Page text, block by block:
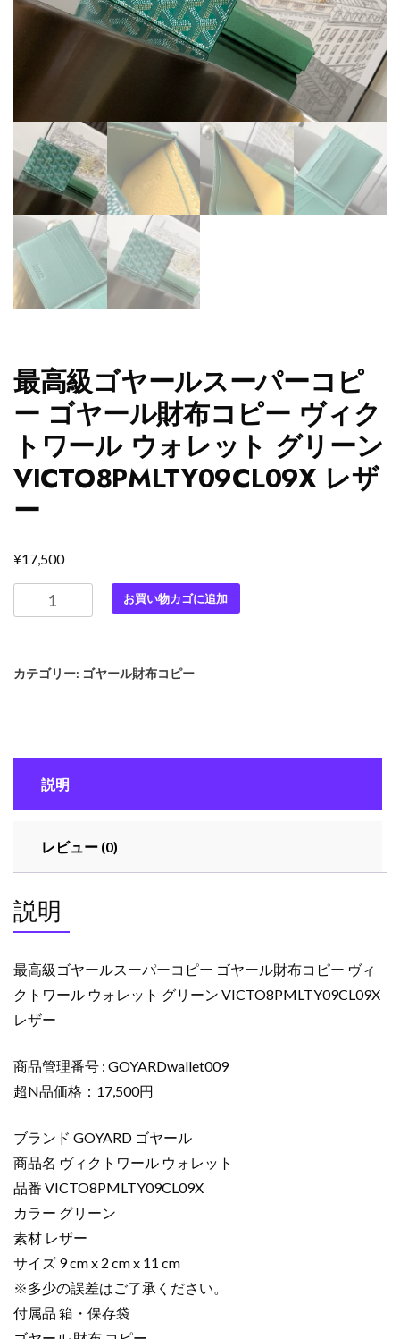
最高級ゴヤールスーパーコピ
ー ゴヤール財布コピー ヴィク
トワール ウォレット グリーン
VICTO8PMLTY09CL09X レザ
ー
¥17,500
高
ヤ
ー
ー
ー
ヤ
ー
財
布
コ
ー
ヴ
ク
ト
ワ
ー
ル
ウ
ォ
レ
ト
お買い物カゴに追加
カテゴリー: ゴヤール財布コピー
説明
レビュー (0)
説明
最高級ゴヤールスーパーコピー ゴヤール財布コピー ヴィ
クトワール ウォレット グリーン VICTO8PMLTY09CL09X
レザー
商品管理番号 : GOYARDwallet009
超N品価格：17,500円
ブランド GOYARD ゴヤール
商品名 ヴィクトワール ウォレット
品番 VICTO8PMLTY09CL09X
カラー グリーン
素材 レザー
サイズ 9 cm x 2 cm x 11 cm
※多少の誤差はご了承ください。
付属品 箱・保存袋